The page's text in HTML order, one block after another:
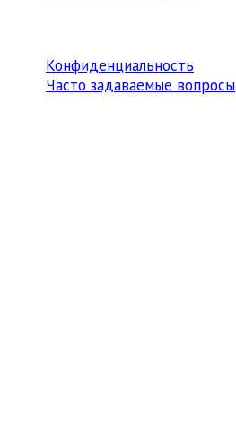
Конфиденциальность
Часто задаваемые вопросы